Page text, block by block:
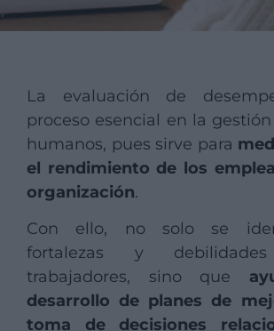
La evaluación de
proceso esencial en la
humanos, pues sirve para
el rendimiento de los
organización.
Con ello, no solo se
fortalezas y
trabajadores, sino que
desarrollo de planes de
toma de decisiones